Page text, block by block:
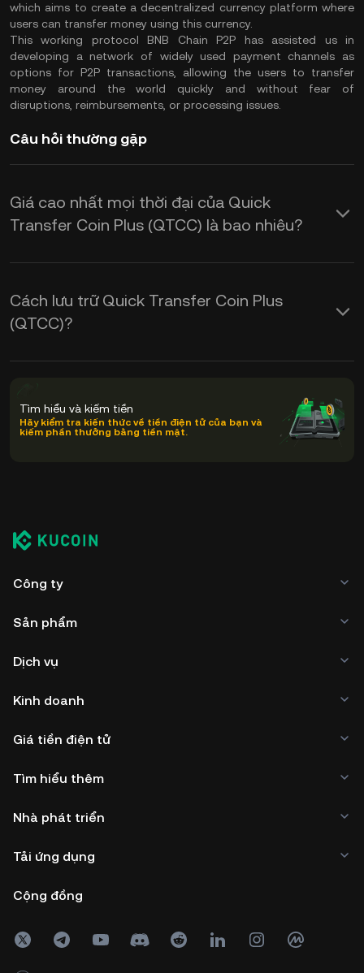
which aims to create a decentralized currency platform where
users can transfer money using this currency.
This working protocol BNB Chain P2P has assisted us in
developing a network of widely used payment channels as
options for P2P transactions, allowing the users to transfer
money around the world quickly and without fear of
disruptions, reimbursements, or processing issues.
Câu hỏi thường gặp
Giá cao nhất mọi thời đại của Quick
Transfer Coin Plus (QTCC) là bao nhiêu?
Cách lưu trữ Quick Transfer Coin Plus
(QTCC)?
Tìm hiểu và kiếm tiền
Hãy kiểm tra kiến thức về tiền điện tử của bạn và
kiếm phần thưởng bằng tiền mặt.
Công ty
Sản phẩm
Dịch vụ
Kinh doanh
Giá tiền điện tử
Tìm hiểu thêm
Nhà phát triển
Tải ứng dụng
Cộng đồng